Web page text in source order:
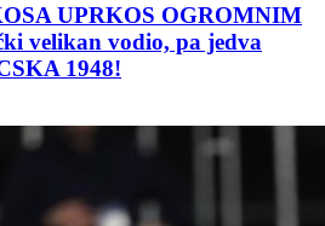
UPRKOS OGROMNIM
velikan vodio, pa jedva
1948!